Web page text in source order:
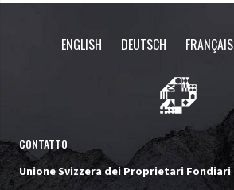
ENGLISH DEUTSCH FRANÇAIS
CONTATTO
Unione Svizzera dei Proprietari Fondiari